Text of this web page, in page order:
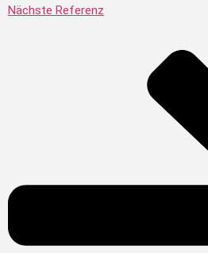
Nächste Referenz